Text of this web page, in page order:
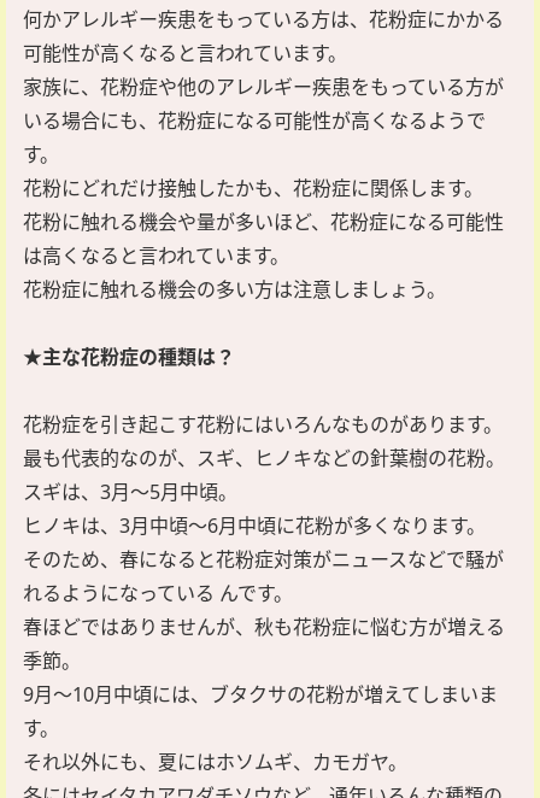
何かアレルギー疾患をもっている方は、花粉症にかかる
可能性が高くなると言われています。
家族に、花粉症や他のアレルギー疾患をもっている方が
いる場合にも、花粉症になる可能性が高くなるようで
す。
花粉にどれだけ接触したかも、花粉症に関係します。
花粉に触れる機会や量が多いほど、花粉症になる可能性
は高くなると言われています。
花粉症に触れる機会の多い方は注意しましょう。
★主な花粉症の種類は？
花粉症を引き起こす花粉にはいろんなものがあります。
最も代表的なのが、スギ、ヒノキなどの針葉樹の花粉。
スギは、3月～5月中頃。
ヒノキは、3月中頃～6月中頃に花粉が多くなります。
そのため、春になると花粉症対策がニュースなどで騒が
れるようになっている んです。
春ほどではありませんが、秋も花粉症に悩む方が増える
季節。
9月～10月中頃には、ブタクサの花粉が増えてしまいま
す。
それ以外にも、夏にはホソムギ、カモガヤ。